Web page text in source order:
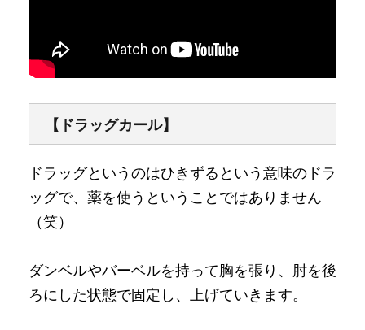
【ドラッグカール】
ドラッグというのはひきずるという意味のドラ
ッグで、薬を使うということではありません
（笑）
ダンベルやバーベルを持って胸を張り、肘を後
ろにした状態で固定し、上げていきます。